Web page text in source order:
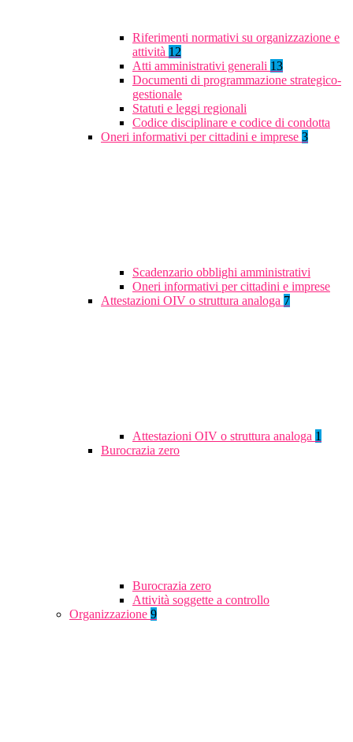
Riferimenti normativi su organizzazione e
attività 12
Atti amministrativi generali 13
Documenti di programmazione strategico-
gestionale
Statuti e leggi regionali
Codice disciplinare e codice di condotta
Oneri informativi per cittadini e imprese 3
Scadenzario obblighi amministrativi
Oneri informativi per cittadini e imprese
Attestazioni OIV o struttura analoga 7
Attestazioni OIV o struttura analoga 1
Burocrazia zero
Burocrazia zero
Attività soggette a controllo
Organizzazione 9